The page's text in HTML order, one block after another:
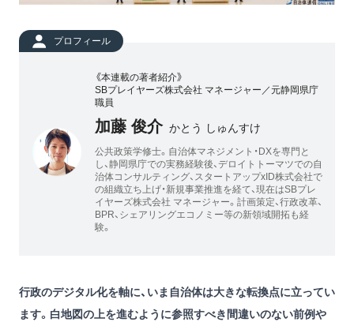
プロフィール
《本連載の著者紹介》
SBプレイヤーズ株式会社 マネージャー／元静岡県庁
職員
加藤 俊介 かとう しゅんすけ
公共政策学修士。自治体マネジメント・DXを専門と
し、静岡県庁での実務経験後、デロイトトーマツでの自
治体コンサルティング、スタートアップxID株式会社で
の組織立ち上げ・新規事業推進を経て、現在はSBプレ
イヤーズ株式会社 マネージャー。計画策定、行政改革、
BPR、シェアリングエコノミー等の新領域開拓も経
験。
行政のデジタル化を軸に、いま自治体は大きな転換点に立ってい
ます。白地図の上を進むように参照すべき間違いのない前例や